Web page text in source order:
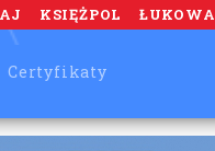
KSIĘŻPOL ŁUKOWA
Certyfikaty